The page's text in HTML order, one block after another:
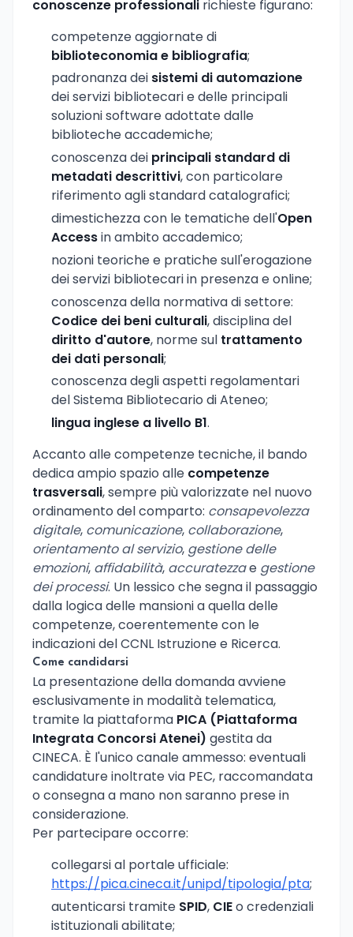
conoscenze professionali richieste figurano:
competenze aggiornate di
biblioteconomia e bibliografia;
padronanza dei sistemi di automazione
dei servizi bibliotecari e delle principali
soluzioni software adottate dalle
biblioteche accademiche;
conoscenza dei principali standard di
metadati descrittivi, con particolare
riferimento agli standard catalografici;
dimestichezza con le tematiche dell'Open
Accessin ambito accademico;
nozioni teoriche e pratiche sull'erogazione
dei servizi bibliotecari in presenza e online;
conoscenza della normativa di settore:
Codice dei beni culturali, disciplina del
diritto d'autore, norme sul trattamento
dei dati personali;
conoscenza degli aspetti regolamentari
del Sistema Bibliotecario di Ateneo;
lingua inglese a livello B1.
Accanto alle competenze tecniche, il bando
dedica ampio spazio alle competenze
trasversali, sempre più valorizzate nel nuovo
ordinamento del comparto: consapevolezza
digitale, comunicazione, collaborazione,
orientamento al servizio, gestione delle
emozioni, affidabilità, accuratezzae gestione
dei processi. Un lessico che segna il passaggio
dalla logica delle mansioni a quella delle
competenze, coerentemente con le
indicazioni del CCNL Istruzione e Ricerca.
Come candidarsi
La presentazione della domanda avviene
esclusivamente in modalità telematica,
tramite la piattaforma PICA (Piattaforma
Integrata Concorsi Atenei) gestita da
CINECA. È l'unico canale ammesso: eventuali
candidature inoltrate via PEC, raccomandata
o consegna a mano non saranno prese in
considerazione.
Per partecipare occorre:
collegarsi al portale ufficiale:
https://pica.cineca.it/unipd/tipologia/pta;
autenticarsi tramite SPID, CIEo credenziali
istituzionali abilitate;